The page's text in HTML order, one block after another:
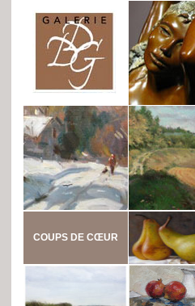
COUPS DE CŒUR